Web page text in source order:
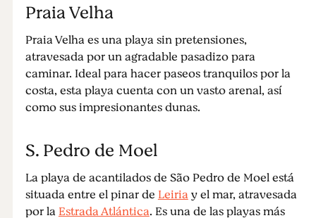
Praia Velha
Praia Velha es una playa sin pretensiones,
atravesada por un agradable pasadizo para
caminar. Ideal para hacer paseos tranquilos por la
costa, esta playa cuenta con un vasto arenal, así
como sus impresionantes dunas.
S. Pedro de Moel
La playa de acantilados de São Pedro de Moel está
situada entre el pinar deLeiriay el mar, atravesada
por laEstrada Atlántica. Es una de las playas más